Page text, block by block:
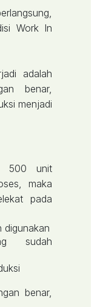
Work In
adalah
benar,
menjadi
500 unit
maka
pada
digunakan
sudah
benar,